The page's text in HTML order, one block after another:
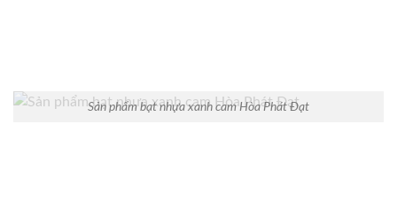
Sản phẩm bạt nhựa xanh cam Hòa Phát Đạt